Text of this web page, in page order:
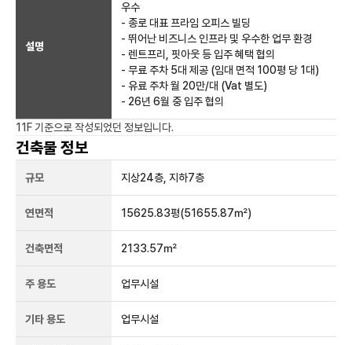
설명
우수
- 종로 대표 프라임 오피스 빌딩
- 뛰어난 비즈니스 인프라 및 우수한 업무 환경
- 렌트프리, 핏아웃 등 입주 혜택 협의
- 무료 주차 5대 제공 (임대 면적 100평 당 1대)
- 유료 주차 월 20만/대 (Vat 별도)
- 26년 6월 중 입주 협의
11F 기준으로 작성되었던 정보입니다.
건축물 정보
규모 지상24층, 지하7층
연면적 15625.83평(51655.87㎡)
건축면적 2133.57㎡
주 용도 업무시설
기타 용도 업무시설